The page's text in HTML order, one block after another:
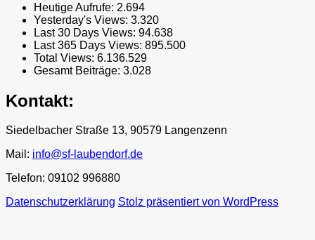
Heutige Aufrufe: 2.694
Yesterday's Views: 3.320
Last 30 Days Views: 94.638
Last 365 Days Views: 895.500
Total Views: 6.136.529
Gesamt Beiträge: 3.028
Kontakt:
Siedelbacher Straße 13, 90579 Langenzenn
Mail: info@sf-laubendorf.de
Telefon: 09102 996880
Datenschutzerklärung Stolz präsentiert von WordPress